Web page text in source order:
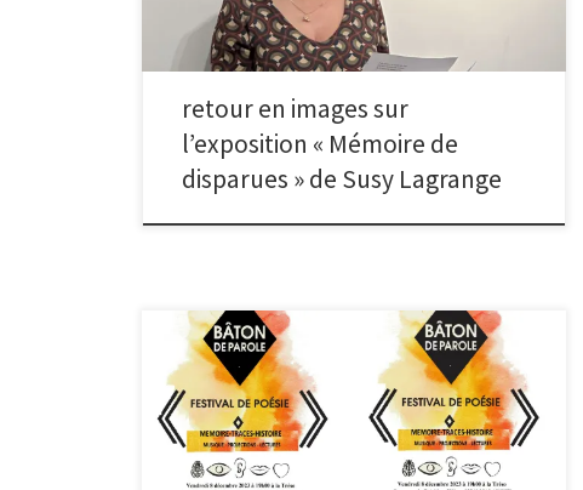
retour en images sur
l’exposition « Mémoire de
disparues » de Susy Lagrange
festival « bâton de parole » (thématique : mémoire –
traces – histoire) à la salle des fêtes télécharger le
programme télé